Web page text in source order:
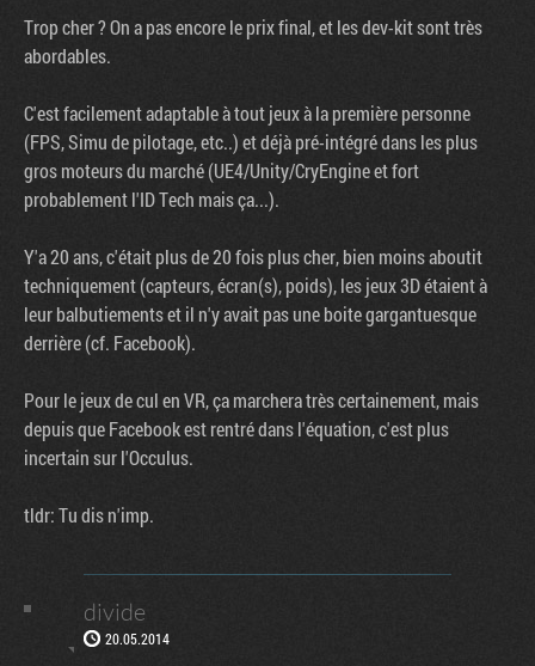
Trop cher ? On a pas encore le prix final, et les dev-kit sont très
abordables.
C'est facilement adaptable à tout jeux à la première personne
(FPS, Simu de pilotage, etc..) et déjà pré-intégré dans les plus
gros moteurs du marché (UE4/Unity/CryEngine et fort
probablement l'ID Tech mais ça...).
Y'a 20 ans, c'était plus de 20 fois plus cher, bien moins aboutit
techniquement (capteurs, écran(s), poids), les jeux 3D étaient à
leur balbutiements et il n'y avait pas une boite gargantuesque
derrière (cf. Facebook).
Pour le jeux de cul en VR, ça marchera très certainement, mais
depuis que Facebook est rentré dans l'équation, c'est plus
incertain sur l'Occulus.
tldr: Tu dis n'imp.
divide
20.05.2014